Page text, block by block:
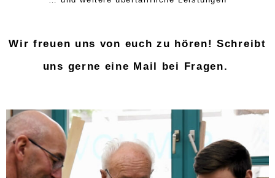
Wir freuen uns von euch zu hören! Schreibt
uns gerne eine Mail bei Fragen.